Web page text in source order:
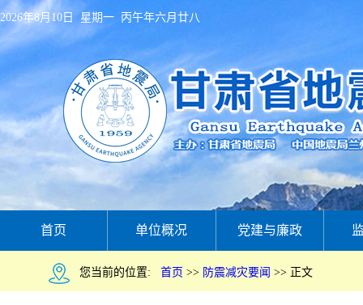
2026年8月10日 星期一 丙午年六月廿八
首页 单位概况 党建与廉政
您当前的位置: 首页 >> 防震减灾要闻 >> 正文